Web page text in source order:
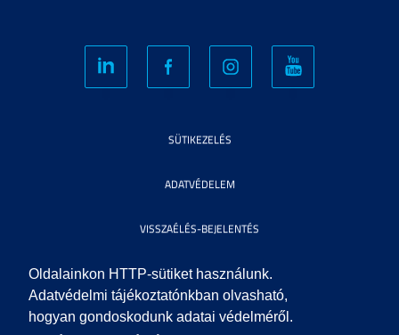
Oldalainkon HTTP-sütiket használunk.
Adatvédelmi tájékoztatónkban olvasható,
hogyan gondoskodunk adatai védelméről.
SÜTIKEZELÉS
ADATVÉDELEM
VISSZAÉLÉS-BEJELENTÉS
KÖZÉRDEKŰ ADATOK
IMPRESSZUM